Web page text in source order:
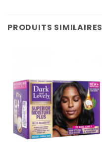
PRODUITS SIMILAIRES